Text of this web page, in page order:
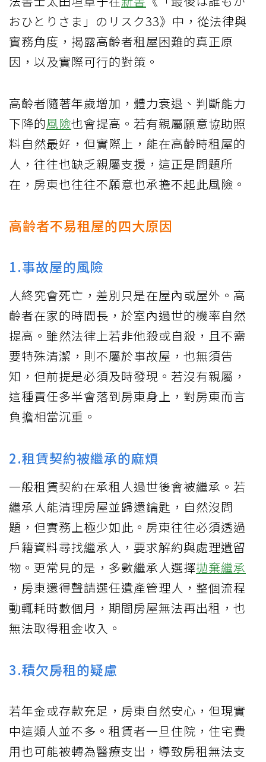
おひとりさま」のリスク33》中，從法律與
實務角度，揭露高齡者租屋困難的真正原
因，以及實際可行的對策。
高齡者隨著年歲增加，體力衰退、判斷能力
下降的風險也會提高。若有親屬願意協助照
料自然最好，但實際上，能在高齡時租屋的
人，往往也缺乏親屬支援，這正是問題所
在，房東也往往不願意也承擔不起此風險。
高齡者不易租屋的四大原因
1.事故屋的風險
人終究會死亡，差別只是在屋內或屋外。高
齡者在家的時間長，於室內過世的機率自然
提高。雖然法律上若非他殺或自殺，且不需
要特殊清潔，則不屬於事故屋，也無須告
知，但前提是必須及時發現。若沒有親屬，
這種責任多半會落到房東身上，對房東而言
負擔相當沉重。
2.租賃契約被繼承的麻煩
一般租賃契約在承租人過世後會被繼承。若
繼承人能清理房屋並歸還鑰匙，自然沒問
題，但實務上極少如此。房東往往必須透過
戶籍資料尋找繼承人，要求解約與處理遺留
物。更常見的是，多數繼承人選擇拋棄繼承
，房東還得聲請選任遺產管理人，整個流程
動輒耗時數個月，期間房屋無法再出租，也
無法取得租金收入。
3.積欠房租的疑慮
若年金或存款充足，房東自然安心，但現實
中這類人並不多。租賃者一旦住院，住宅費
用也可能被轉為醫療支出，導致房租無法支